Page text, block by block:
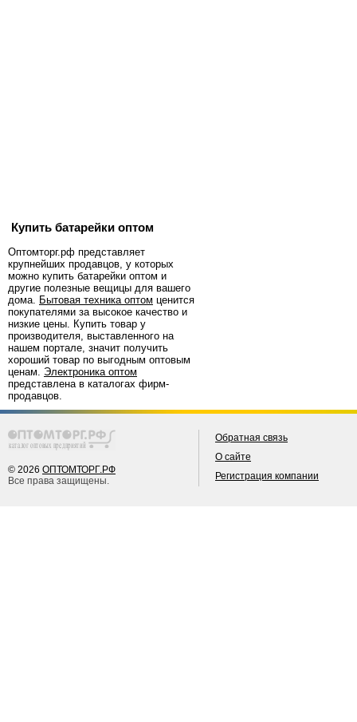
Купить батарейки оптом
Оптомторг.рф представляет
крупнейших продавцов, у которых
можно купить батарейки оптом и
другие полезные вещицы для вашего
дома. Бытовая техника оптом ценится
покупателями за высокое качество и
низкие цены. Купить товар у
производителя, выставленного на
нашем портале, значит получить
хороший товар по выгодным оптовым
ценам. Электроника оптом
представлена в каталогах фирм-
продавцов.
© 2026 ОПТОМТОРГ.РФ
Все права защищены.
Обратная связь
О сайте
Регистрация компании